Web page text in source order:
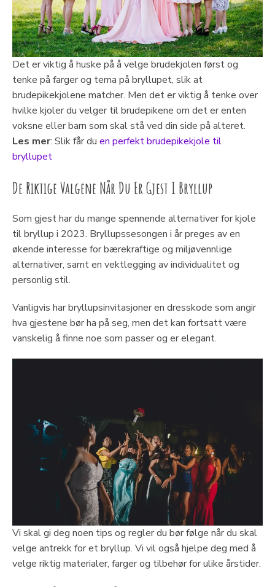
Det er viktig å huske på å velge brudekjolen først og
tenke på farger og tema på bryllupet, slik at
brudepikekjolene matcher. Men det er viktig å tenke over
hvilke kjoler du velger til brudepikene om det er enten
voksne eller barn som skal stå ved din side på alteret.
Les mer: Slik får du en perfekt brudepikekjole til
bryllupet
De Riktige Valgene Når Du Er Gjest I Bryllup
Som gjest har du mange spennende alternativer for kjole
til bryllup i 2023. Bryllupssesongen i år preges av en
økende interesse for bærekraftige og miljøvennlige
alternativer, samt en vektlegging av individualitet og
personlig stil.
Vanligvis har bryllupsinvitasjoner en dresskode som angir
hva gjestene bør ha på seg, men det kan fortsatt være
vanskelig å finne noe som passer og er elegant.
Vi skal gi deg noen tips og regler du bør følge når du skal
velge antrekk for et bryllup. Vi vil også hjelpe deg med å
velge riktig materialer, farger og tilbehør for ulike årstider.